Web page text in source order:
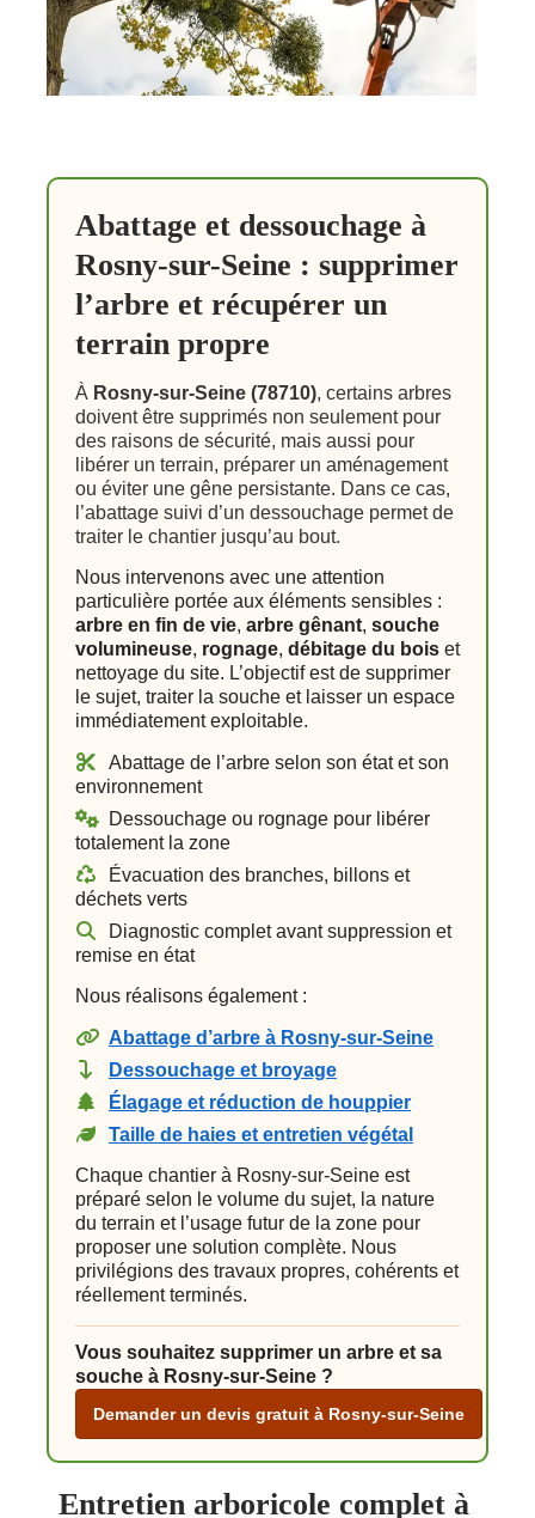
Abattage et dessouchage à
Rosny-sur-Seine : supprimer
l’arbre et récupérer un
terrain propre
À Rosny-sur-Seine (78710), certains arbres
doivent être supprimés non seulement pour
des raisons de sécurité, mais aussi pour
libérer un terrain, préparer un aménagement
ou éviter une gêne persistante. Dans ce cas,
l’abattage suivi d’un dessouchage permet de
traiter le chantier jusqu’au bout.
Nous intervenons avec une attention
particulière portée aux éléments sensibles :
arbre en fin de vie, arbre gênant, souche
volumineuse, rognage, débitage du bois et
nettoyage du site. L’objectif est de supprimer
le sujet, traiter la souche et laisser un espace
immédiatement exploitable.
Abattage de l’arbre selon son état et son
environnement
Dessouchage ou rognage pour libérer
totalement la zone
Évacuation des branches, billons et
déchets verts
Diagnostic complet avant suppression et
remise en état
Nous réalisons également :
Abattage d’arbre à Rosny-sur-Seine
Dessouchage et broyage
Élagage et réduction de houppier
Taille de haies et entretien végétal
Chaque chantier à Rosny-sur-Seine est
préparé selon le volume du sujet, la nature
du terrain et l’usage futur de la zone pour
proposer une solution complète. Nous
privilégions des travaux propres, cohérents et
réellement terminés.
Vous souhaitez supprimer un arbre et sa
souche à Rosny-sur-Seine ?
Demander un devis gratuit à Rosny-sur-Seine
Entretien arboricole complet à